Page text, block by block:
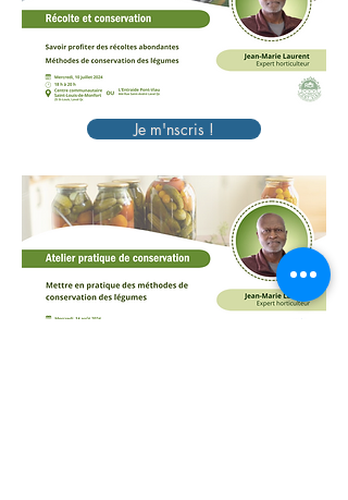
Je m'nscris !